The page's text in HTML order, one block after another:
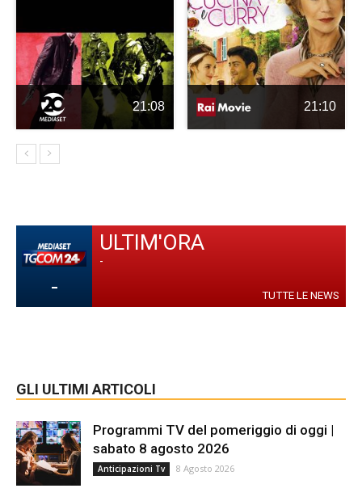
21:08 21:10
-
ULTIM'ORA
-
TUTTE LE NEWS
GLI ULTIMI ARTICOLI
Programmi TV del pomeriggio di oggi |
sabato 8 agosto 2026
Anticipazioni Tv 8 Agosto 2026